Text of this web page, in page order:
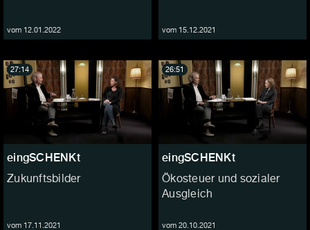
vom 12.01.2022 vom 15.12.2021
eingSCHENKt
Zukunftsbilder
vom 17.11.2021
27:14
eingSCHENKt
Ökosteuer und sozialer
Ausgleich
vom 20.10.2021
26:51